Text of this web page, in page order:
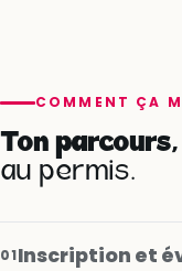
COMMENT ÇA
Ton
au permis.
01Inscription et